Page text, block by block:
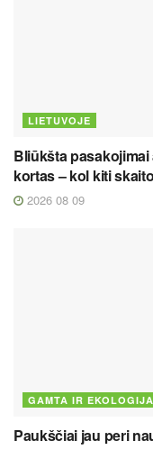
LIETUVOJE
Bliūkšta
kortas – kol kiti
2026 08 09
GAMTA IR EKOLOGIJA
Paukščiai jau peri